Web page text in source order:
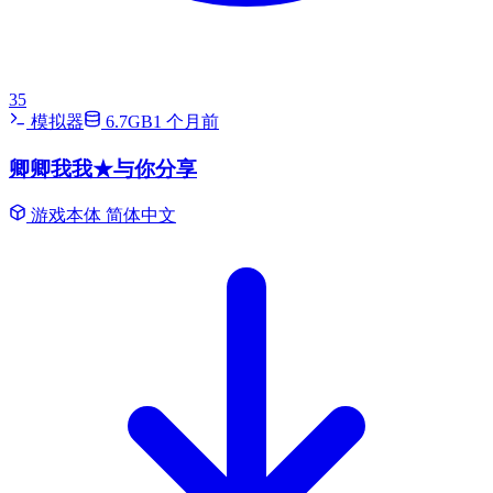
35
模拟器
6.7GB1 个月前
卿卿我我★与你分享
游戏本体 简体中文